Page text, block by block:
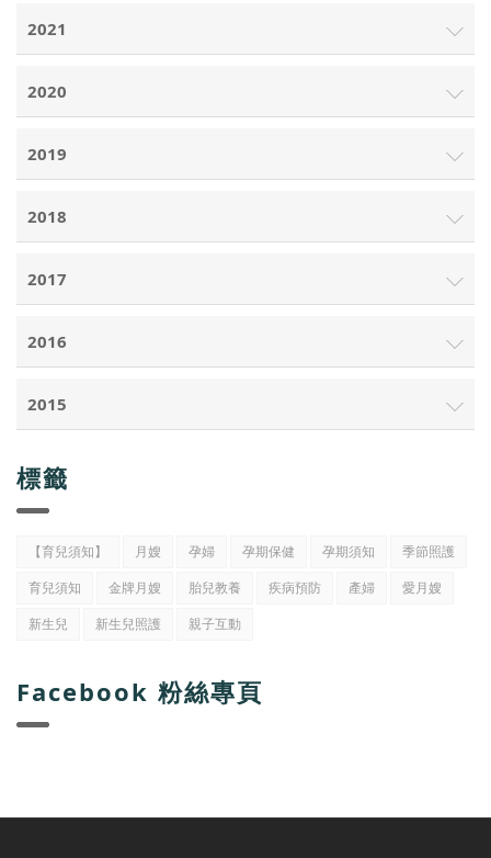
2021
2020
2019
2018
2017
2016
2015
標籤
【育兒須知】 月嫂 孕婦 孕期保健 孕期須知
季節照護
育兒須知
金牌月嫂 胎兒教養 疾病預防 產婦
愛月嫂
新生兒
新生兒照護 親子互動
Facebook 粉絲專頁